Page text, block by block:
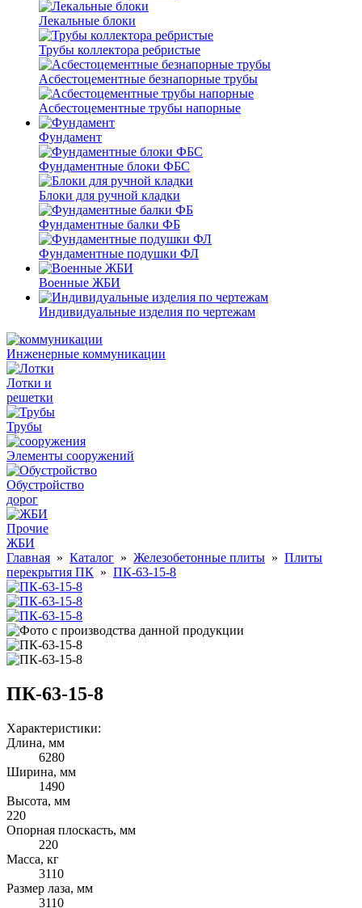
Лекальные блоки
Трубы коллектора ребристые
Асбестоцементные безнапорные трубы
Асбестоцементные трубы напорные
Фундамент
Фундаментные блоки ФБС
Блоки для ручной кладки
Фундаментные балки ФБ
Фундаментные подушки ФЛ
Военные ЖБИ
Индивидуальные изделия по чертежам
Инженерные коммуникации
Лотки и
решетки
Трубы
Элементы сооружений
Обустройство
дорог
Прочие
ЖБИ
Главная » Каталог » Железобетонные плиты » Плиты
перекрытия ПК » ПК-63-15-8
ПК-63-15-8
Характеристики:
Длина, мм
6280
Ширина, мм
1490
Высота, мм
220
Опорная плоскасть, мм
220
Масса, кг
3110
Размер лаза, мм
3110